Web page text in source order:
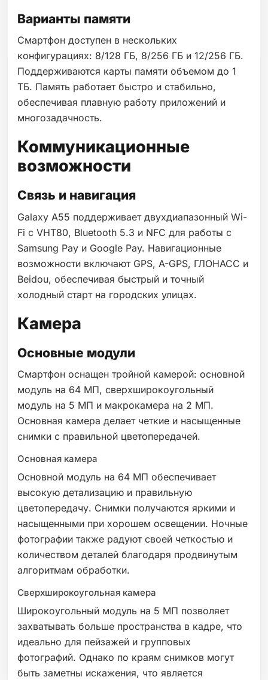
Варианты памяти
Смартфон доступен в нескольких
конфигурациях: 8/128 ГБ, 8/256 ГБ и 12/256 ГБ.
Поддерживаются карты памяти объемом до 1
ТБ. Память работает быстро и стабильно,
обеспечивая плавную работу приложений и
многозадачность.
Коммуникационные
возможности
Связь и навигация
Galaxy A55 поддерживает двухдиапазонный Wi-
Fi с VHT80, Bluetooth 5.3 и NFC для работы с
Samsung Pay и Google Pay. Навигационные
возможности включают GPS, A-GPS, ГЛОНАСС и
Beidou, обеспечивая быстрый и точный
холодный старт на городских улицах.
Камера
Основные модули
Смартфон оснащен тройной камерой: основной
модуль на 64 МП, сверхширокоугольный
модуль на 5 МП и макрокамера на 2 МП.
Основная камера делает четкие и насыщенные
снимки с правильной цветопередачей.
Основная камера
Основной модуль на 64 МП обеспечивает
высокую детализацию и правильную
цветопередачу. Снимки получаются яркими и
насыщенными при хорошем освещении. Ночные
фотографии также радуют своей четкостью и
количеством деталей благодаря продвинутым
алгоритмам обработки.
Сверхширокоугольная камера
Широкоугольный модуль на 5 МП позволяет
захватывать больше пространства в кадре, что
идеально для пейзажей и групповых
фотографий. Однако по краям снимков могут
быть заметны искажения, что является